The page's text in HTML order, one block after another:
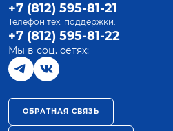
+7 (812) 595-81-21
Телефон тех. поддержки:
+7 (812) 595-81-22
Мы в соц. сетях:
ОБРАТНАЯ СВЯЗЬ